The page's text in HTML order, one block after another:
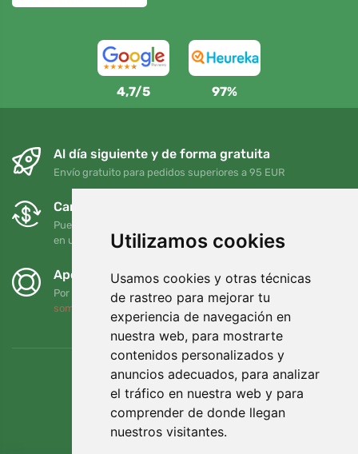
Utilizamos cookies
Usamos cookies y otras técnicas
de rastreo para mejorar tu
experiencia de navegación en
nuestra web, para mostrarte
contenidos personalizados y
anuncios adecuados, para analizar
el tráfico en nuestra web y para
comprender de donde llegan
nuestros visitantes.
4,7/5 97%
Al día siguiente y de forma gratuita
Envío gratuito para pedidos superiores a 95 EUR
Cambios y devoluciones gratuitos
Puede devolver o cambiar su pedido en cualquier momento
en un plazo de 90 días
Apoyamos a Trees.org
Por cada pedido plantamos un árbol. Leer más
somos